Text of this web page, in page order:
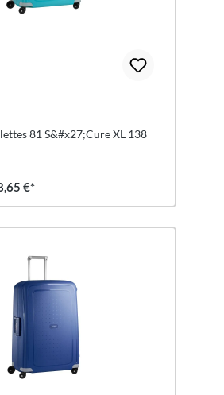
81 S&#x27;Cure XL 138
€*